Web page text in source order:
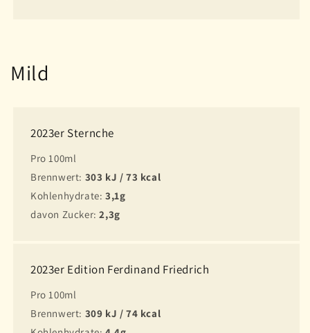
Mild
2023er Sternche
Pro 100ml
Brennwert: 303 kJ / 73 kcal
Kohlenhydrate: 3,1g
davon Zucker:2,3g
2023er Edition Ferdinand Friedrich
Pro 100ml
Brennwert: 309 kJ / 74 kcal